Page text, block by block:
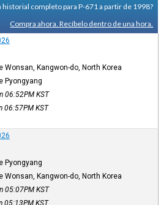
historial completo para P-671 a partir de 1998?
Compra ahora. Recíbelo dentro de una hora.
Wonsan, Kangwon-do, North Korea
Pyongyang
06:52PM KST
06:57PM KST
Pyongyang
Wonsan, Kangwon-do, North Korea
05:07PM KST
05:13PM KST